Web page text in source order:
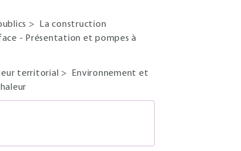
>
La construction
- Présentation et pompes à
territorial >
Environnement et